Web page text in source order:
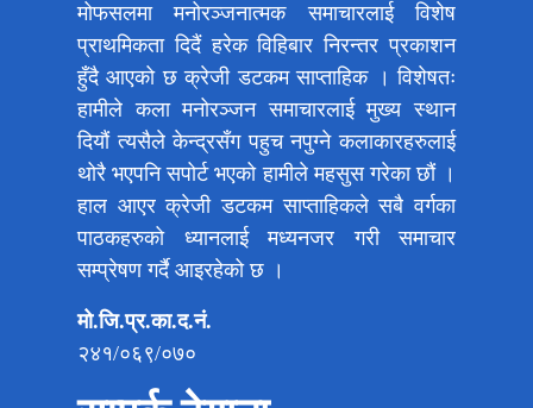
मोफसलमा मनोरञ्जनात्मक समाचारलाई विशेष
प्राथमिकता दिदैं हरेक विहिबार निरन्तर प्रकाशन
हुँदै आएको छ क्रेजी डटकम साप्ताहिक । विशेषतः
हामीले कला मनोरञ्जन समाचारलाई मुख्य स्थान
दियौं त्यसैले केन्द्रसँग पहुच नपुग्ने कलाकारहरुलाई
थोरै भएपनि सपोर्ट भएको हामीले महसुस गरेका छौं ।
हाल आएर क्रेजी डटकम साप्ताहिकले सबै वर्गका
पाठकहरुको ध्यानलाई मध्यनजर गरी समाचार
सम्प्रेषण गर्दै आइरहेको छ ।
मो.जि.प्र.का.द.नं.
२४१/०६९/०७०